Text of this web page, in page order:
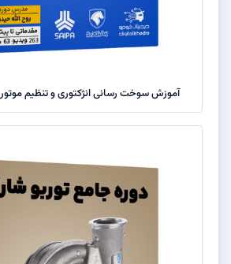
آموزش سوخت رسانی انژکتوری و تنظیم